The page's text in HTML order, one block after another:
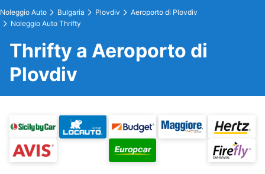
Noleggio Auto Bulgaria Plovdiv
Aeroporto di Plovdiv
Noleggio Auto Thrifty
Thrifty a Aeroporto di
Plovdiv